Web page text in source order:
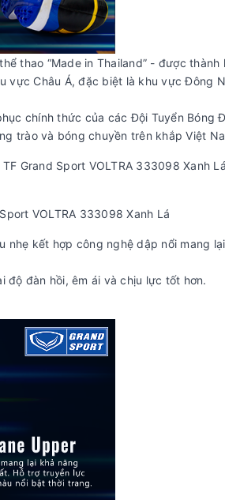
thao “Made in Thailand” - được thành
vực Châu Á, đặc biệt là khu vực Đông
chính thức của các Đội Tuyển Bóng
trào và bóng chuyền trên khắp Việt
Grand Sport VOLTRA 333098 Xanh Lá
VOLTRA 333098 Xanh Lá
nhẹ kết hợp công nghệ dập nổi mang
độ đàn hồi, êm ái và chịu lực tốt hơn.